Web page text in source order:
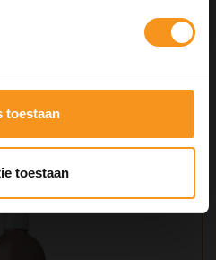
toestaan
toestaan